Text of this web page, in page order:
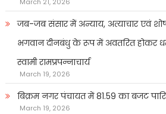
March 21, 2026
जब-जब संसार में अन्याय, अत्याचार एवं
भगवान दीनबंधु के रूप में अवतरित होकर
स्वामी रामप्रपन्नाचार्य
March 19, 2026
बिक्रम नगर पंचायत में 81.59 का बजट
March 19, 2026